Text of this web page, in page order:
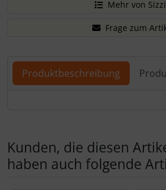
Mehr von
Frage zum
Produktbeschreibung
Kunden, die diesen
haben auch folgende